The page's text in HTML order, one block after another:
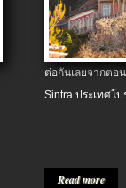
ต่อกันเลยจากต
Sintra ประเทศโป
Read more